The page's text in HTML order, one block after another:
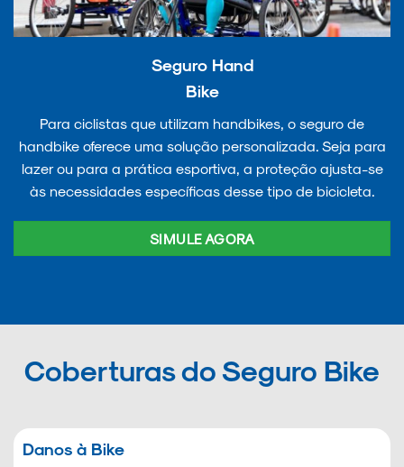
Seguro Hand
Bike
Para ciclistas que utilizam handbikes, o seguro de
handbike oferece uma solução personalizada. Seja para
lazer ou para a prática esportiva, a proteção ajusta-se
às necessidades específicas desse tipo de bicicleta.
SIMULE AGORA
Coberturas do Seguro Bike
Danos à Bike